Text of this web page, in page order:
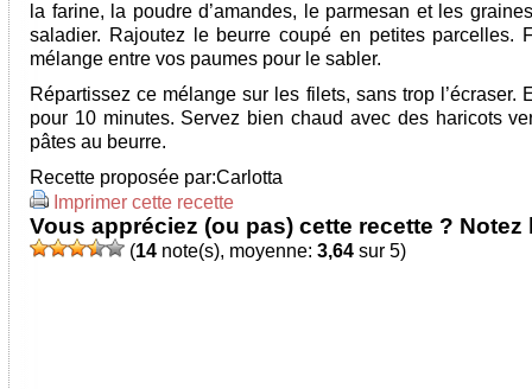
la farine, la poudre d’amandes, le parmesan et les
saladier. Rajoutez le beurre coupé en petites parcelles.
mélange entre vos paumes pour le sabler.
Répartissez ce mélange sur les filets, sans trop l’écraser.
pour 10 minutes. Servez bien chaud avec des haricots
pâtes au beurre.
Recette proposée par:Carlotta
Imprimer cette recette
Vous appréciez (ou pas) cette recette ? Notez
(14 note(s), moyenne: 3,64 sur 5)